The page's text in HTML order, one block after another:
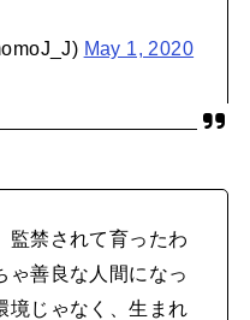
May 1, 2020
監禁されて育ったわ
ゃ善良な人間になっ
境じゃなく、生まれ